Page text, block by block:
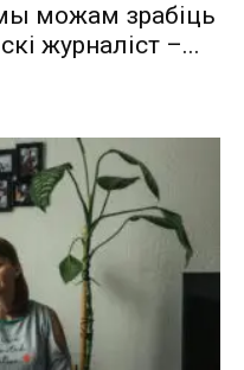
можам зрабіць
журналіст –...